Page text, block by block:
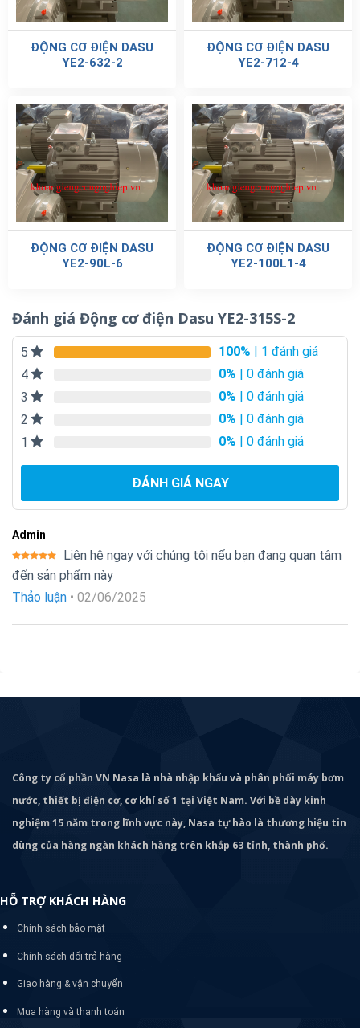
ĐỘNG CƠ ĐIỆN DASU
YE2-632-2
ĐỘNG CƠ ĐIỆN DASU
YE2-712-4
ĐỘNG CƠ ĐIỆN DASU
YE2-90L-6
ĐỘNG CƠ ĐIỆN DASU
YE2-100L1-4
Đánh giá Động cơ điện Dasu YE2-315S-2
5 100% | 1 đánh giá
4
0% | 0 đánh giá
3
0% | 0 đánh giá
2
0% | 0 đánh giá
1
0% | 0 đánh giá
ĐÁNH GIÁ NGAY
Admin
Được xếp
hạng
55
Liên hệ ngay với chúng tôi nếu bạn đang quan tâm
đến sản phẩm này
Thảo luận • 02/06/2025
Công ty cổ phần VN Nasa là nhà nhập khẩu và phân phối máy bơm
nước, thiết bị điện cơ, cơ khí số 1 tại Việt Nam. Với bề dày kinh
nghiệm 15 năm trong lĩnh vực này, Nasa tự hào là thương hiệu tin
dùng của hàng ngàn khách hàng trên khắp 63 tỉnh, thành phố.
HỖ TRỢ KHÁCH HÀNG
Chính sách bảo mật
Chính sách đổi trả hàng
Giao hàng & vận chuyển
Mua hàng và thanh toán